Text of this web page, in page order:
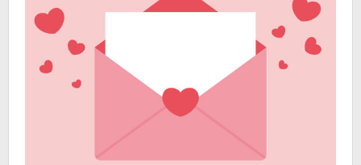
Tuhan”
Kleden)